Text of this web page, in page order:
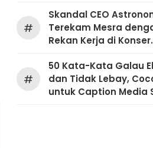
#
Skandal CEO
Terekam Mesra
Rekan Kerja di Konser
#
50 Kata-Kata Galau
dan Tidak Lebay,
untuk Caption Media